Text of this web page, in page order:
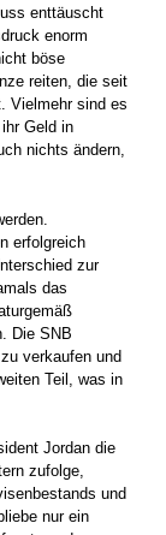
enttäuscht
enorm
böse
reiten, die seit
Vielmehr sind es
Geld in
nichts ändern,
erfolgreich
zur
das
Die SNB
verkaufen und
Teil, was in
Jordan die
zufolge,
und
nur ein